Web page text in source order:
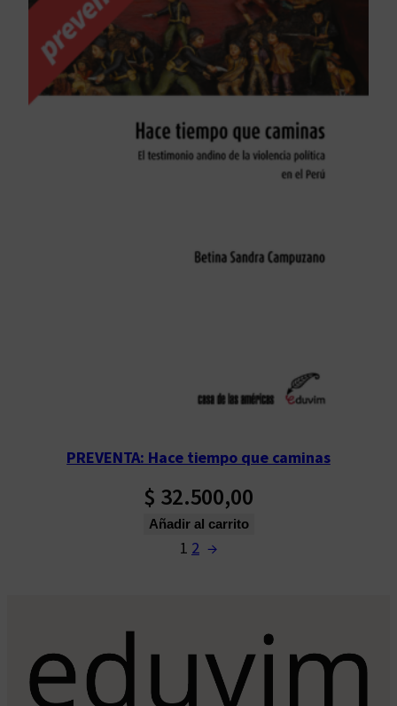
PREVENTA: Hace tiempo que caminas
$ 32.500,00
Añadir al carrito
1 2 →